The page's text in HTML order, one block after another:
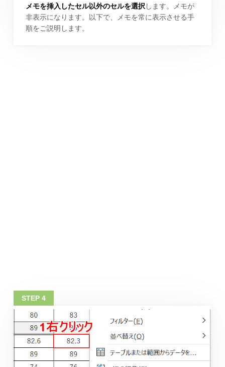
メモを挿入したセル以外のセルを選択 します。メモが
非表示になります。以下で、メモを常に表示させる手
順をご説明します。